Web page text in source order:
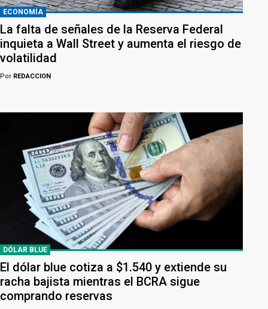
ECONOMÍA
La falta de señales de la Reserva Federal
inquieta a Wall Street y aumenta el riesgo de
volatilidad
Por REDACCION
DÓLAR BLUE
El dólar blue cotiza a $1.540 y extiende su
racha bajista mientras el BCRA sigue
comprando reservas